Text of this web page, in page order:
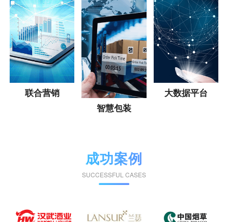
联合营销
智慧包装
大数据平台
成功案例
SUCCESSFUL CASES